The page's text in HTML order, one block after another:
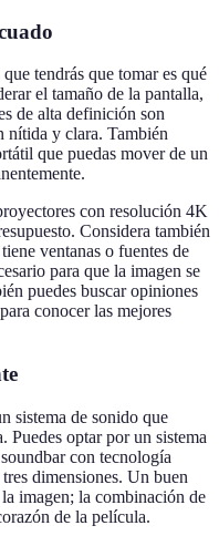
tendrás que tomar es qué
el tamaño de la pantalla,
de alta definición son
nítida y clara. También
que puedas mover de un
con resolución 4K
Considera también
ventanas o fuentes de
para que la imagen se
puedes buscar opiniones
conocer las mejores
sistema de sonido que
Puedes optar por un sistema
con tecnología
dimensiones. Un buen
imagen; la combinación de
de la película.